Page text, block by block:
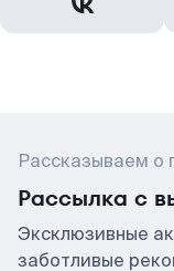
Рассказываем о
Рассылка с
Эксклюзивные
заботливые